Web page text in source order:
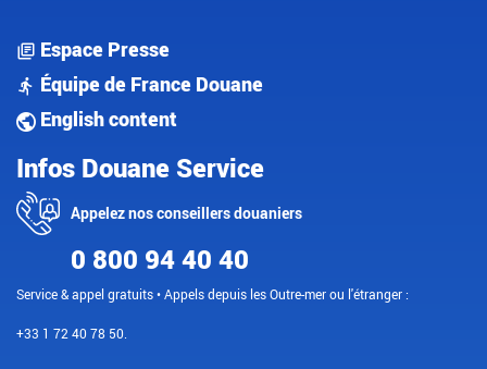
Espace Presse
Équipe de France Douane
English content
Infos Douane Service
Appelez nos conseillers douaniers
0 800 94 40 40
Service & appel gratuits • Appels depuis les Outre-mer ou l'étranger :
+33 1 72 40 78 50.